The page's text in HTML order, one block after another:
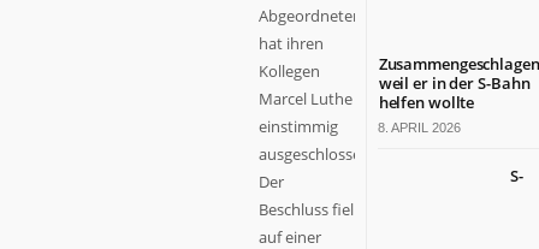
Abgeordnetenhaus
hat ihren
Kollegen
Marcel Luthe
einstimmig
ausgeschlossen.
Der
Beschluss fiel
auf einer
weil er in der S-Bahn
helfen wollte
8. APRIL 2026
S-